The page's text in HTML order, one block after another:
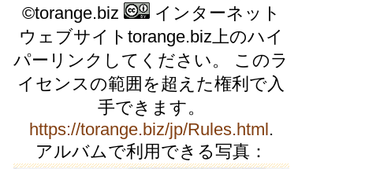
©torange.biz
インターネット
ウェブサイトtorange.biz上のハイ
パーリンクしてください。 このラ
イセンスの範囲を超えた権利で入
手できます。
https://torange.biz/jp/Rules.html.
アルバムで利用できる写真：